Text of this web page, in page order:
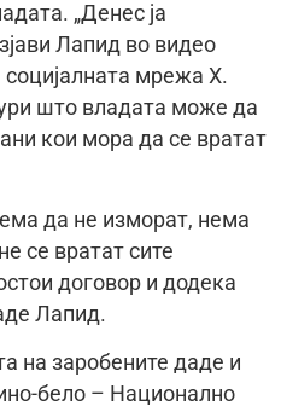
„Денес ја
Лапид во видео
мрежа Х.
што владата може да
кои мора да се вратат
да не изморат, нема
се вратат сите
договор и додека
Лапид.
на заробените даде и
бело – Национално